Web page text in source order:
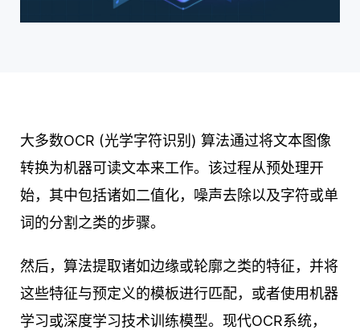
大多数OCR (光学字符识别) 算法通过将文本图像
转换为机器可读文本来工作。该过程从预处理开
始，其中包括诸如二值化，噪声去除以及字符或单
词的分割之类的步骤。
然后，算法提取诸如边缘或轮廓之类的特征，并将
这些特征与预定义的模板进行匹配，或者使用机器
学习或深度学习技术训练模型。现代OCR系统，